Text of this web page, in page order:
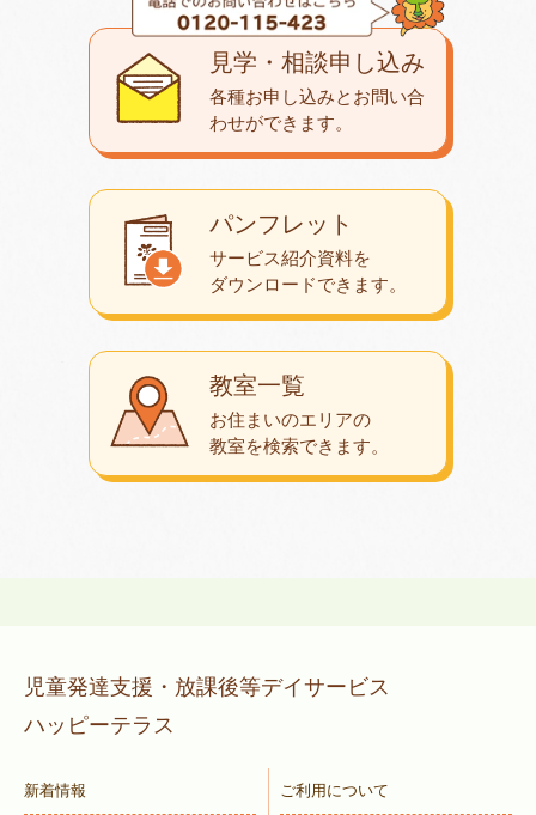
教室一覧
お住まいのエリアの
教室を検索できます。
パンフレット
サービス紹介資料を
ダウンロードできます。
見学・相談申し込み
各種お申し込みとお問い合
わせができます。
児童発達支援・放課後等デイサービス
ハッピーテラス
新着情報 ご利用について